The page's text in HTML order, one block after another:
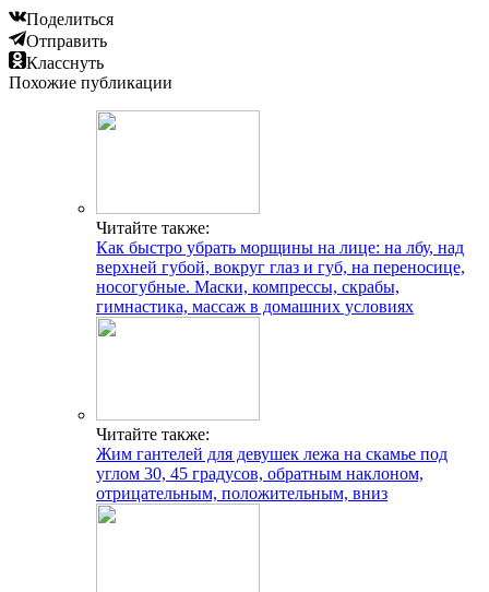
Поделиться
Отправить
Класснуть
Похожие публикации
Читайте также:
Как быстро убрать морщины на лице: на лбу, над
верхней губой, вокруг глаз и губ, на переносице,
носогубные. Маски, компрессы, скрабы,
гимнастика, массаж в домашних условиях
Читайте также:
Жим гантелей для девушек лежа на скамье под
углом 30, 45 градусов, обратным наклоном,
отрицательным, положительным, вниз